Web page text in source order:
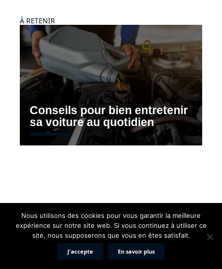
À RETENIR
Conseils pour bien entretenir
sa voiture au quotidien
© 2026 | diagnostique-automobile.fr
Contact Mentions légales Sitemap
Nous utilisons des cookies pour vous garantir la meilleure
expérience sur notre site web. Si vous continuez à utiliser ce
site, nous supposerons que vous en êtes satisfait.
J'accepte En savoir plus